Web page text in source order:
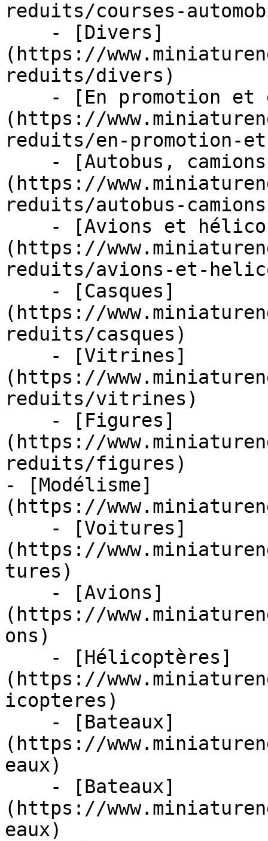
reduits/courses-
(https://
reduits/divers)
(https://
reduits/en-promotion-
(https://
reduits/autobus-
(https://
reduits/avions-et-
(https://
reduits/casques)
(https://
reduits/vitrines)
(https://
reduits/figures)
- [Modélisme]
(https://
(https://
tures)
(https://
ons)
(https://
icopteres)
(https://
eaux)
(https://
eaux)